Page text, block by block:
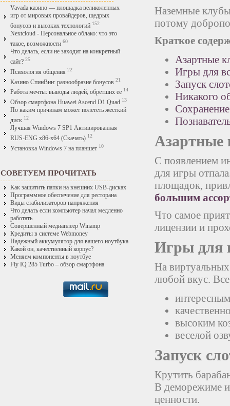
Vavada казино — площадка великолепных
игр от мировых провайдеров, щедрых
бонусов и высоких технологий 152
Nextcloud - Персональное облако: что это
такое, возможности 60
Что делать, если не заходит на конкретный
сайт? 25
Психология общения 22
Казино СпинВин: разнообразие бонусов 21
Работа мечты: выводы людей, обретших ее 14
Обзор смартфона Huawei Ascend D1 Quad 13
По каким причинам может полететь жесткий
диск 12
Лучшая Windows 7 SP1 Активированная
RUS-ENG x86-x64 (Скачать) 12
Установка Windows 7 на планшет 10
СОВЕТУЕМ ПРОЧИТАТЬ
Как защитить папки на внешних USB-дисках
Программное обеспечение для ресторана
Виды стабилизаторов напряжения
Что делать если компьютер начал медленно
работать
Совершенный медиаплеер Winamp
Кредиты в системе Webmoney
Надежный аккумулятор для вашего ноутбука
Какой он, качественный корпус?
Меняем компоненты в ноутбуе
Fly IQ 285 Turbo – обзор смартфона
Наземные
потому
Краткое
Азартные
Игры для
Запуск
Никакого
Азартные
С появлением
для игры
площадок,
большим
Что самое
лицензии и
Игры для
На
любой вкус.
высоким
веселой
Запуск
Крутить
В деморежиме
ценности.